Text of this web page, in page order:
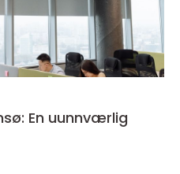
En uunnværlig